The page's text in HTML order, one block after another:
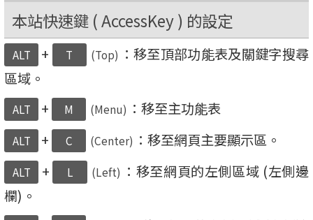
本站快速鍵 ( AccessKey ) 的設定
ALT + T (Top) ：移至頂部功能表及關鍵字搜尋
區域。
ALT + M (Menu) ：移至主功能表
ALT + C (Center) ：移至網頁主要顯示區。
ALT + L (Left) ：移至網頁的左側區域 (左側邊
欄)。